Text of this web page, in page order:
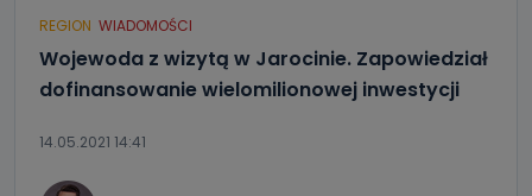
REGION WIADOMOŚCI
Wojewoda z wizytą w Jarocinie. Zapowiedział
dofinansowanie wielomilionowej inwestycji
14.05.2021 14:41